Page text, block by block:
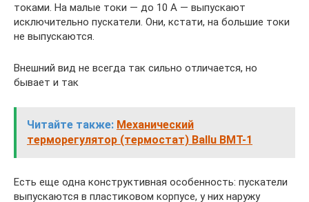
токами. На малые токи — до 10 А — выпускают
исключительно пускатели. Они, кстати, на большие токи
не выпускаются.
Внешний вид не всегда так сильно отличается, но
бывает и так
Читайте также: Механический
терморегулятор (термостат) Ballu BMT-1
Есть еще одна конструктивная особенность: пускатели
выпускаются в пластиковом корпусе, у них наружу